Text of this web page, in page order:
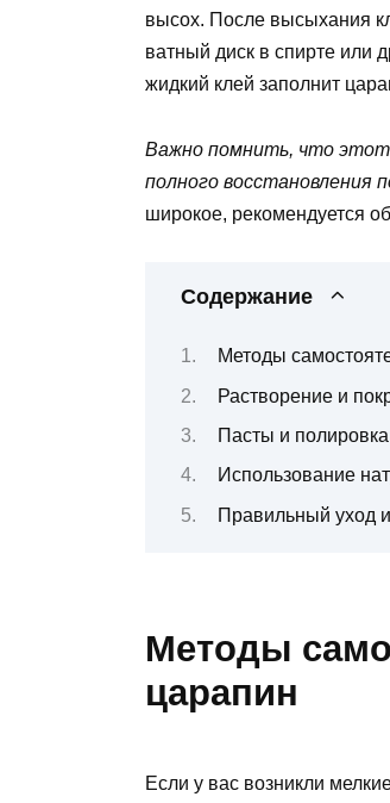
высох. После высыхания
ватный диск в спирте или
жидкий клей заполнит
Важно помнить, что этот
полного восстановления
широкое, рекомендуется
Содержание
Методы
Растворение и
Пасты и полировка
Использование
Правильный уход
Методы
царапин
Если у вас возникли